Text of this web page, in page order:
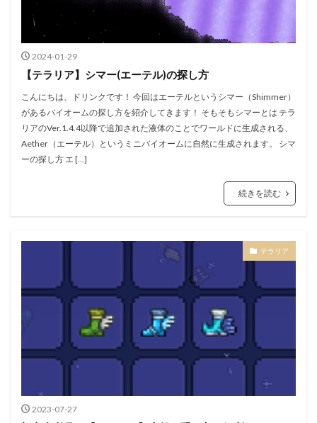
2024-01-29
【テラリア】シマー(エーテル)の探し方
こんにちは、ドリンクです！ 今回はエーテルというシマー（Shimmer）
があるバイオームの探し方を紹介してきます！ そもそもシマーとは テラ
リアのVer.1.4.4以降で追加された液体のことでワールドに生成される、
Aether（エーテル）というミニバイオームに自然に生成されます。 シマ
ーの探し方 エ […]
続きを読む
テラリア
2023-07-27